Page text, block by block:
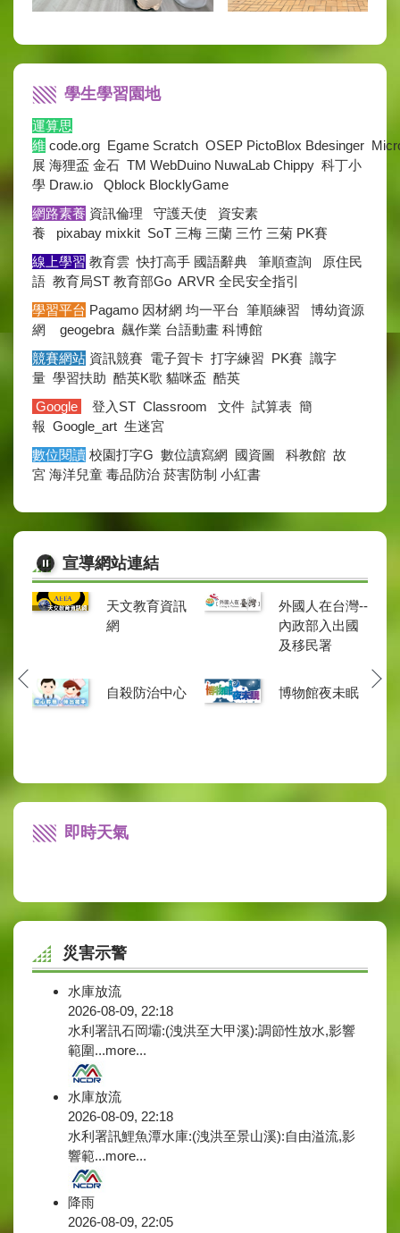
學生學習園地
運算思
維 code.org Egame Scratch OSEP PictoBlox Bdesinger
展 海狸盃 金石 TM WebDuino NuwaLab Chippy 科丁小
學 Draw.io Qblock BlocklyGame
網路素養 資訊倫理 守護天使
資安素
養
pixabay mixkit SoT 三梅 三蘭 三竹 三菊 PK賽
線上學習 教育雲 快打高手 國語辭典 筆順查詢
原住民
語 教育局ST 教育部Go ARVR 全民安全指引
學習平台 Pagamo 因材網 均一平台 筆順練習
博幼資源
網
geogebra 飆作業 台語動畫 科博館
競賽網站 資訊競賽 電子賀卡 打字練習 PK賽 識字
量 學習扶助 酷英K歌 貓咪盃 酷英
Google
登入ST Classroom 文件 試算表 簡
報 Google_art 生迷宮
數位閱讀 校園打字G 數位讀寫網 國資圖 科教館 故
宮 海洋兒童 毒品防治 菸害防制 小紅書
宣導網站連結
博
天文教育資訊
網
外國人在台灣--
內政部入出國
及移民署
自殺防治中心 博物館夜未眠
即時天氣
災害示警
水庫放流
2026-08-09, 22:18
水利署訊石岡壩:(洩洪至大甲溪):調節性放水,影響
範圍...more...
水庫放流
2026-08-09, 22:18
水利署訊鯉魚潭水庫:(洩洪至景山溪):自由溢流,影
響範...more...
降雨
2026-08-09, 22:05